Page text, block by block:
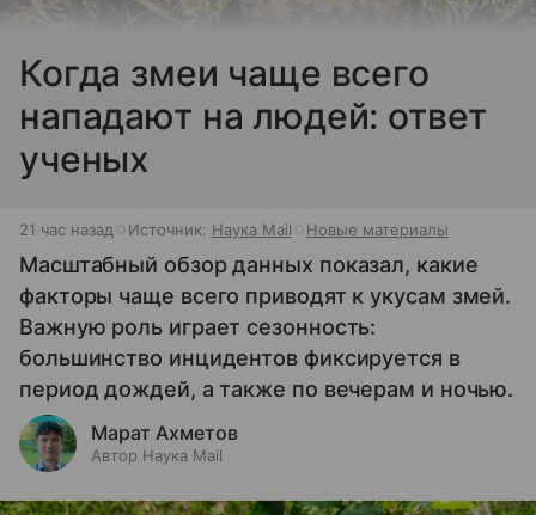
Когда змеи чаще всего
нападают на людей: ответ
ученых
21 час назад Источник: Наука Mail Новые материалы
Масштабный обзор данных показал, какие
факторы чаще всего приводят к укусам змей.
Важную роль играет сезонность:
большинство инцидентов фиксируется в
период дождей, а также по вечерам и ночью.
Марат Ахметов
Автор Наука Mail